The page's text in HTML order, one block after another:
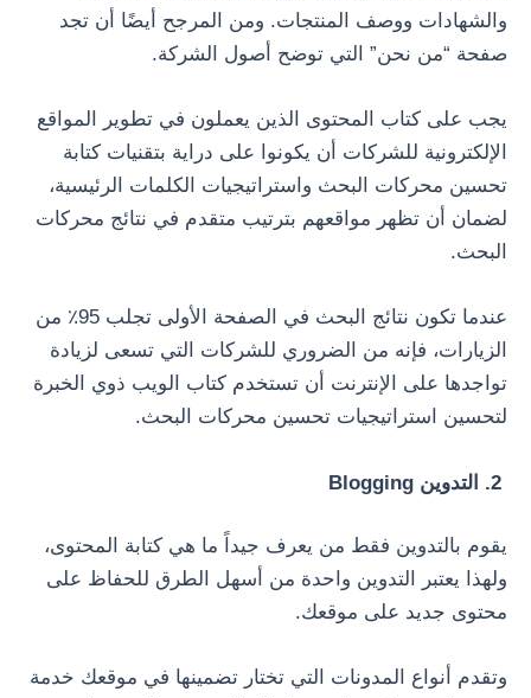
والشهادات ووصف المنتجات. ومن المرجح أيضًا أن تجد
صفحة “من نحن” التي توضح أصول الشركة.
يجب على كتاب المحتوى الذين يعملون في تطوير المواقع
الإلكترونية للشركات أن يكونوا على دراية بتقنيات كتابة
تحسين محركات البحث واستراتيجيات الكلمات الرئيسية،
لضمان أن تظهر مواقعهم بترتيب متقدم في نتائج محركات
البحث.
عندما تكون نتائج البحث في الصفحة الأولى تجلب 95٪ من
الزيارات، فإنه من الضروري للشركات التي تسعى لزيادة
تواجدها على الإنترنت أن تستخدم كتاب الويب ذوي الخبرة
لتحسين استراتيجيات تحسين محركات البحث.
يقوم بالتدوين فقط من يعرف جيداً ما هي كتابة المحتوى،
ولهذا يعتبر التدوين واحدة من أسهل الطرق للحفاظ على
محتوى جديد على موقعك.
وتقدم أنواع المدونات التي تختار تضمينها في موقعك خدمة